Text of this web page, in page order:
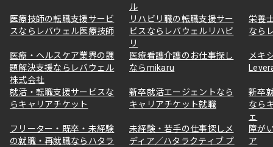
ル
医療技師の転職支援サービ
スならレバウェル医療技師
リハビリ職の転職支援サー
ビスならレバウェルリハビ
リ
栄養
なら
医療・ヘルスケア業界の課
題解決支援ならレバウェル
株式会社
医療看護介護のお仕事探し
ならmikaru
メキ
就活・転職支援サービスな
らキャリアチケット
新卒就活エージェントなら
キャリアチケット就職
新卒
なら
ェ
フリーター・既卒・未経験
の就職・再就職ならハタラ
未経験・若手の仕事探しメ
ディア／ハタラクティブ プ
障が
ア